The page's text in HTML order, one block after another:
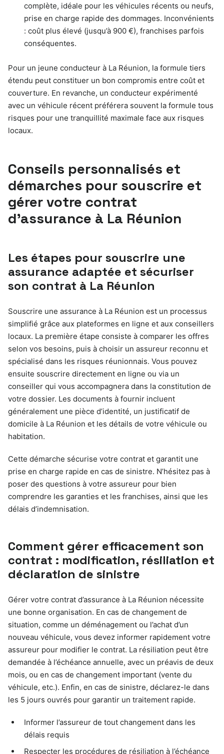
complète, idéale pour les véhicules récents ou neufs,
prise en charge rapide des dommages. Inconvénients
: coût plus élevé (jusqu’à 900 €), franchises parfois
conséquentes.
Pour un jeune conducteur à La Réunion, la formule tiers
étendu peut constituer un bon compromis entre coût et
couverture. En revanche, un conducteur expérimenté
avec un véhicule récent préférera souvent la formule tous
risques pour une tranquillité maximale face aux risques
locaux.
Conseils personnalisés et
démarches pour souscrire et
gérer votre contrat
d’assurance à La Réunion
Les étapes pour souscrire une
assurance adaptée et sécuriser
son contrat à La Réunion
Souscrire une assurance à La Réunion est un processus
simplifié grâce aux plateformes en ligne et aux conseillers
locaux. La première étape consiste à comparer les offres
selon vos besoins, puis à choisir un assureur reconnu et
spécialisé dans les risques réunionnais. Vous pouvez
ensuite souscrire directement en ligne ou via un
conseiller qui vous accompagnera dans la constitution de
votre dossier. Les documents à fournir incluent
généralement une pièce d’identité, un justificatif de
domicile à La Réunion et les détails de votre véhicule ou
habitation.
Cette démarche sécurise votre contrat et garantit une
prise en charge rapide en cas de sinistre. N’hésitez pas à
poser des questions à votre assureur pour bien
comprendre les garanties et les franchises, ainsi que les
délais d’indemnisation.
Comment gérer efficacement son
contrat : modification, résiliation et
déclaration de sinistre
Gérer votre contrat d’assurance à La Réunion nécessite
une bonne organisation. En cas de changement de
situation, comme un déménagement ou l’achat d’un
nouveau véhicule, vous devez informer rapidement votre
assureur pour modifier le contrat. La résiliation peut être
demandée à l’échéance annuelle, avec un préavis de deux
mois, ou en cas de changement important (vente du
véhicule, etc.). Enfin, en cas de sinistre, déclarez-le dans
les 5 jours ouvrés pour garantir un traitement rapide.
Informer l’assureur de tout changement dans les
délais requis
Respecter les procédures de résiliation à l’échéance